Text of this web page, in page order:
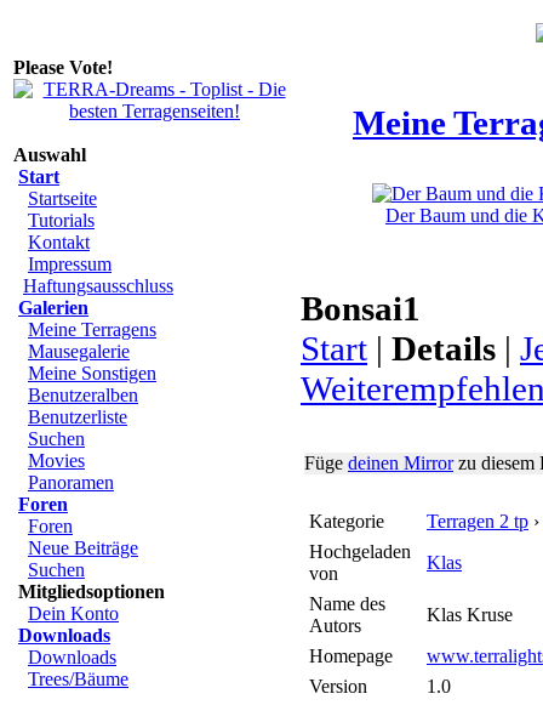
Please Vote!
Auswahl
Start
Startseite
Tutorials
Kontakt
Impressum
Haftungsausschluss
Galerien
Meine Terragens
Mausegalerie
Meine Sonstigen
Benutzeralben
Benutzerliste
Suchen
Movies
Panoramen
Foren
Foren
Neue Beiträge
Suchen
Mitgliedsoptionen
Dein Konto
Downloads
Downloads
Trees/Bäume
Meine
Der Baum und die
Bonsai1
Start | Details |
Füge deinen Mirrorzu diesem
Kategorie Terragen 2 tp ›
Hochgeladen
von
Klas
Name des
Autors
Klas Kruse
Homepage
Version
1.0